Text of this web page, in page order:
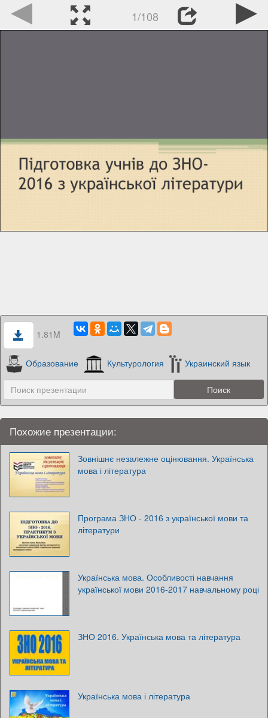
1/108
1.81M
Образование Культурология Украинский язык
Похожие презентации:
Зовнішнє незалежне оцінювання. Українська
мова і література
Програма ЗНО - 2016 з української мови та
літератури
Українська мова. Особливості навчання
української мови 2016-2017 навчальному році
ЗНО 2016. Українська мова та література
Українська мова і література